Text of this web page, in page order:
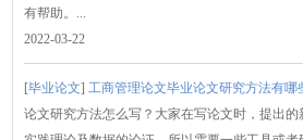
有帮助。...
2022-03-22
[毕业论文] 工商管理论文毕业论文研究方法有哪
论文研究方法怎么写？大家在写论文时，提出